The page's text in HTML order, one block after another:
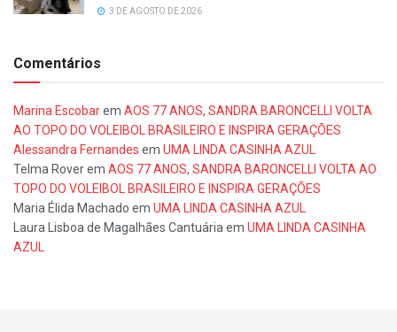
3 DE AGOSTO DE 2026
Comentários
Marina Escobarem AOS 77 ANOS, SANDRA BARONCELLI VOLTA
AO TOPO DO VOLEIBOL BRASILEIRO E INSPIRA GERAÇÕES
Alessandra Fernandes em UMA LINDA CASINHA AZUL
Telma Roverem AOS 77 ANOS, SANDRA BARONCELLI VOLTA AO
TOPO DO VOLEIBOL BRASILEIRO E INSPIRA GERAÇÕES
Maria Élida Machado em UMA LINDA CASINHA AZUL
Laura Lisboa de Magalhães Cantuária em UMA LINDA CASINHA
AZUL